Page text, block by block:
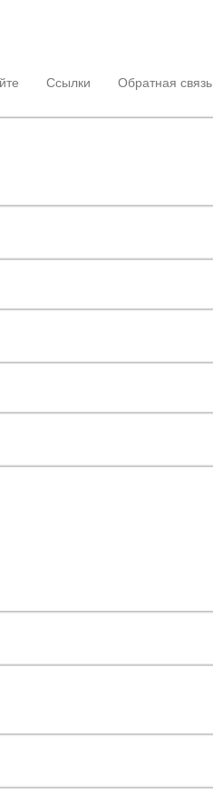
Ссылки Обратная связь